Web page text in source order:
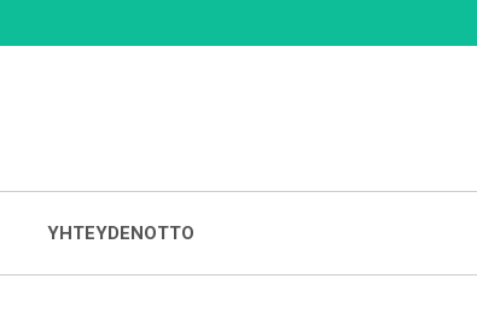
YHTEYDENOTTO